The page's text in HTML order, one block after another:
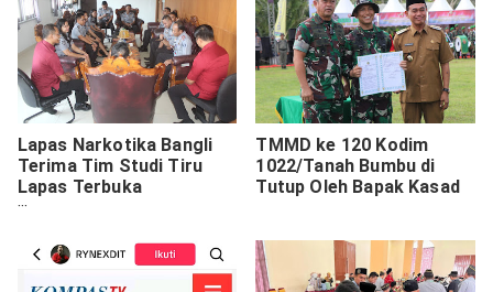
Lapas Narkotika Bangli
Terima Tim Studi Tiru
Lapas Terbuka
Waikabubak
TMMD ke 120 Kodim
1022/Tanah Bumbu di
Tutup Oleh Bapak Kasad